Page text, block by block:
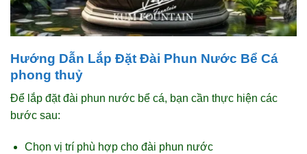
Hướng Dẫn Lắp Đặt Đài Phun Nước Bể Cá
phong thuỷ
Để lắp đặt đài phun nước bể cá, bạn cần thực hiện các
bước sau:
Chọn vị trí phù hợp cho đài phun nước